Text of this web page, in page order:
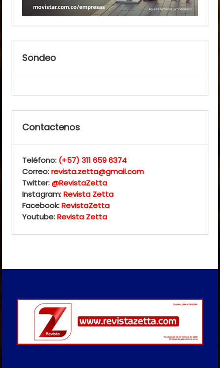
Sondeo
Contactenos
Teléfono: (+57) 311 659 6374
Correo:revista.zetta@gmail.com
Twitter:@RevistaZetta
Instagram:Revista Zetta
Facebook:RevistaZetta
Youtube:Revista Zetta